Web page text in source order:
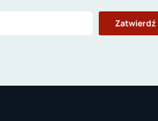
Zatwierdź